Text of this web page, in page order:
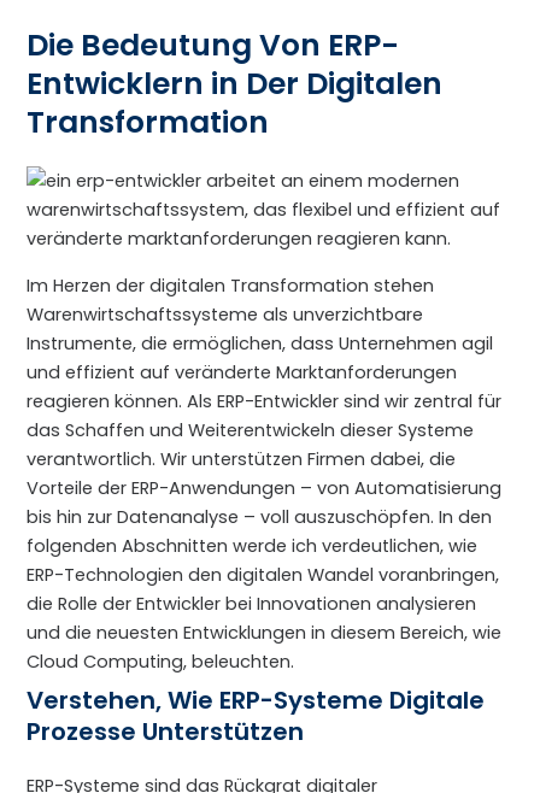
Die Bedeutung Von ERP-
Entwicklern in Der Digitalen
Transformation
Im Herzen der digitalen Transformation stehen
Warenwirtschaftssysteme als unverzichtbare
Instrumente, die ermöglichen, dass Unternehmen agil
und effizient auf veränderte Marktanforderungen
reagieren können. Als ERP-Entwickler sind wir zentral für
das Schaffen und Weiterentwickeln dieser Systeme
verantwortlich. Wir unterstützen Firmen dabei, die
Vorteile der ERP-Anwendungen – von Automatisierung
bis hin zur Datenanalyse – voll auszuschöpfen. In den
folgenden Abschnitten werde ich verdeutlichen, wie
ERP-Technologien den digitalen Wandel voranbringen,
die Rolle der Entwickler bei Innovationen analysieren
und die neuesten Entwicklungen in diesem Bereich, wie
Cloud Computing, beleuchten.
Verstehen, Wie ERP-Systeme Digitale
Prozesse Unterstützen
ERP-Systeme sind das Rückgrat digitaler